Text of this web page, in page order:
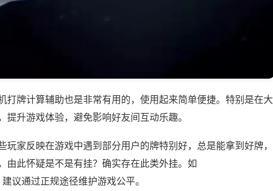
打牌计算辅助也是非常有用的，使用起来简单便捷。特别是在大
升游戏体验，避免影响好友间互动乐趣。
家反映在游戏中遇到部分用户的牌特别好，总是能拿到好牌，
由此怀疑是不是有挂？确实存在此类外挂。如
议通过正规途径维护游戏公平。